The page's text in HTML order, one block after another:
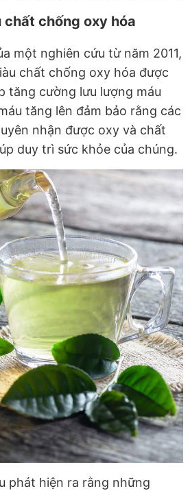
chất chống oxy hóa
một nghiên cứu từ năm 2011,
chất chống oxy hóa được
tăng cường lưu lượng máu
tăng lên đảm bảo rằng các
nhận được oxy và chất
duy trì sức khỏe của chúng.
phát hiện ra rằng những